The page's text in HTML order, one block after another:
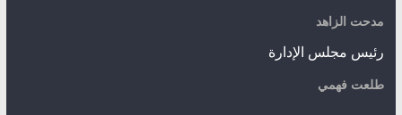
مدحت الزاهد
رئيس مجلس الإدارة
طلعت فهمي